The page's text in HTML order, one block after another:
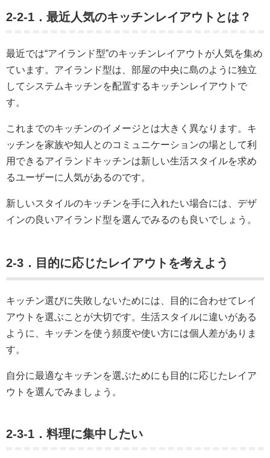
2-2-1．最近人気のキッチンレイアウトとは？
最近では“アイランド型”のキッチンレイアウトが人気を集め
ています。アイランド型は、部屋の中央に島のように独立
してシステムキッチンを配置するキッチンレイアウトで
す。
これまでのキッチンのイメージとは大きく異なります。キ
ッチンを家族や知人とのコミュニケーションの場として利
用できるアイランドキッチンは新しい生活スタイルを求め
るユーザーに人気があるのです。
新しいスタイルのキッチンを手に入れたい場合には、デザ
インの良いアイランド型を選んでみるのも良いでしょう。
2-3．目的に応じたレイアウトを考えよう
キッチン選びに失敗しないためには、目的に合わせてレイ
アウトを選ぶことが大切です。生活スタイルに違いがある
ように、キッチンを使う頻度や使い方には個人差がありま
す。
自分に最適なキッチンを選ぶためにも目的に応じたレイア
ウトを選んでみましょう。
2-3-1．料理に集中したい